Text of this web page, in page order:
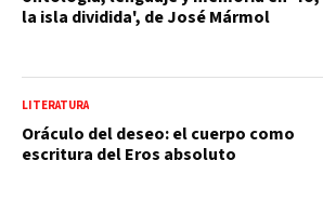
la isla dividida', de José Mármol
LITERATURA
Oráculo del deseo: el cuerpo como
escritura del Eros absoluto